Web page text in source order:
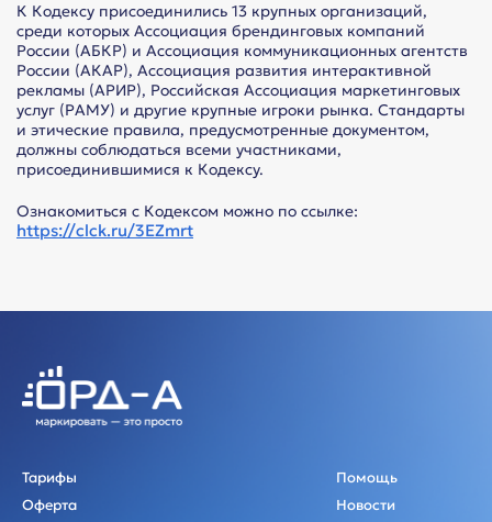
К Кодексу присоединились 13 крупных организаций,
среди которых Ассоциация брендинговых компаний
России (АБКР) и Ассоциация коммуникационных агентств
России (АКАР), Ассоциация развития интерактивной
рекламы (АРИР), Российская Ассоциация маркетинговых
услуг (РАМУ) и другие крупные игроки рынка. Стандарты
и этические правила, предусмотренные документом,
должны соблюдаться всеми участниками,
присоединившимися к Кодексу.
Ознакомиться с Кодексом можно по ссылке:
https://clck.ru/3EZmrt
Тарифы
Оферта
Помощь
Новости